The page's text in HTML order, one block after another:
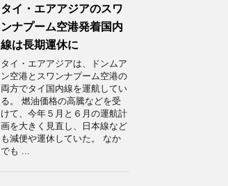
タイ・エアアジアのスワ
ンナプーム空港発着国内
線は長期運休に
タイ・エアアジアは、ドンムア
ン空港とスワンナプーム空港の
両方でタイ国内線を運航してい
る。 燃油価格の高騰などを受
けて、今年５月と６月の運航計
画を大きく見直し、日本線など
も減便や運休していた。 なか
でも ...